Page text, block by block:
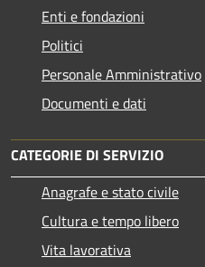
Enti e fondazioni
Politici
Personale Amministrativo
Documenti e dati
CATEGORIE DI SERVIZIO
Anagrafe e stato civile
Cultura e tempo libero
Vita lavorativa